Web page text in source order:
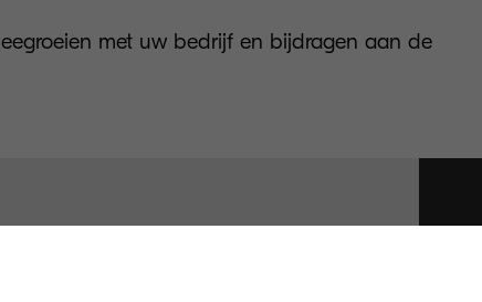
met uw bedrijf en bijdragen aan de
manier van